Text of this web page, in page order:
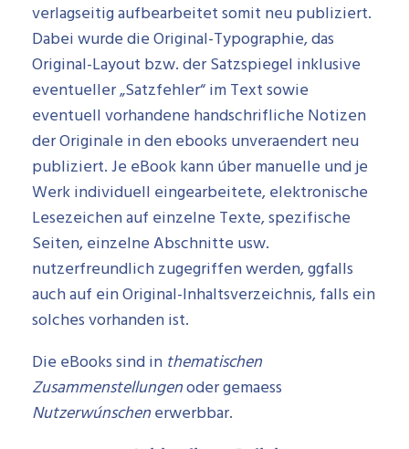
verlagseitig aufbearbeitet somit neu publiziert.
Dabei wurde die Original-Typographie, das
Original-Layout bzw. der Satzspiegel inklusive
eventueller „Satzfehler“ im Text sowie
eventuell vorhandene handschrifliche Notizen
der Originale in den ebooks unveraendert neu
publiziert. Je eBook kann úber manuelle und je
Werk individuell eingearbeitete, elektronische
Lesezeichen auf einzelne Texte, spezifische
Seiten, einzelne Abschnitte usw.
nutzerfreundlich zugegriffen werden, ggfalls
auch auf ein Original-Inhaltsverzeichnis, falls ein
solches vorhanden ist.
Die eBooks sind in thematischen
Zusammenstellungenoder gemaess
Nutzerwúnschenerwerbbar.